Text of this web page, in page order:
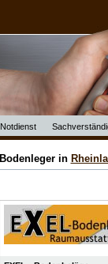
Notdienst
Bodenleger in